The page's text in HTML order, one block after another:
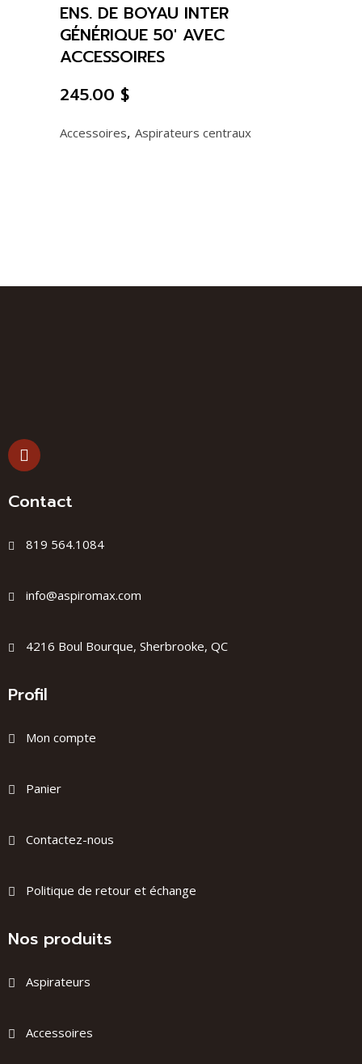
Accessoires, Aspirateurs centraux
ENS. DE BOYAU INTER
GÉNÉRIQUE 50′ AVEC
ACCESSOIRES
245.00 $
Contact
819 564.1084
info@aspiromax.com
4216 Boul Bourque, Sherbrooke, QC
Profil
Mon compte
Panier
Contactez-nous
Politique de retour et échange
Nos produits
Aspirateurs
Accessoires